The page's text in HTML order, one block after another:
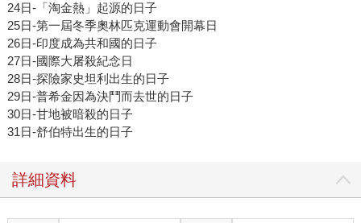
24日-「淘金熱」起源的日子
25日-第一屆冬季奧林匹克運動會開幕日
26日-印度成為共和國的日子
27日-國際大屠殺紀念日
28日-探險家史坦利出生的日子
29日-普希金因為決鬥而去世的日子
30日-甘地被暗殺的日子
31日-舒伯特出生的日子
詳細資料